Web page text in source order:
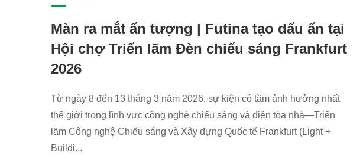
Màn ra mắt ấn tượng | Futina tạo dấu ấn tại
Hội chợ Triển lãm Đèn chiếu sáng Frankfurt
2026
Từ ngày 8 đến 13 tháng 3 năm 2026, sự kiện có tầm ảnh hưởng nhất
thế giới trong lĩnh vực công nghệ chiếu sáng và điện tòa nhà—Triển
lãm Công nghệ Chiếu sáng và Xây dựng Quốc tế Frankfurt (Light +
Buildi...